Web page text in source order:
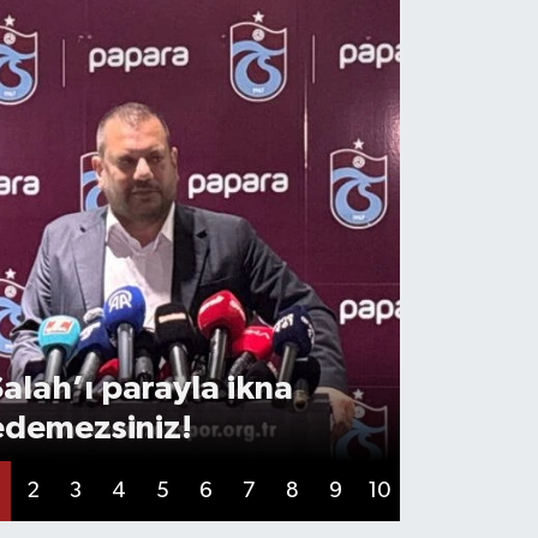
parayla ikna
2 3 4 5 6 7 8 9 10